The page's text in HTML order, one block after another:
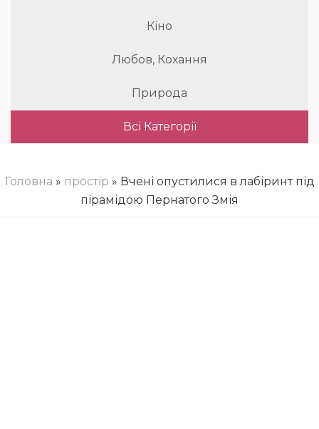
Кіно
Любов, Кохання
Природа
Всі Категорії
Головна » простір » Вчені опустилися в лабіринт під
пірамідою Пернатого Змія